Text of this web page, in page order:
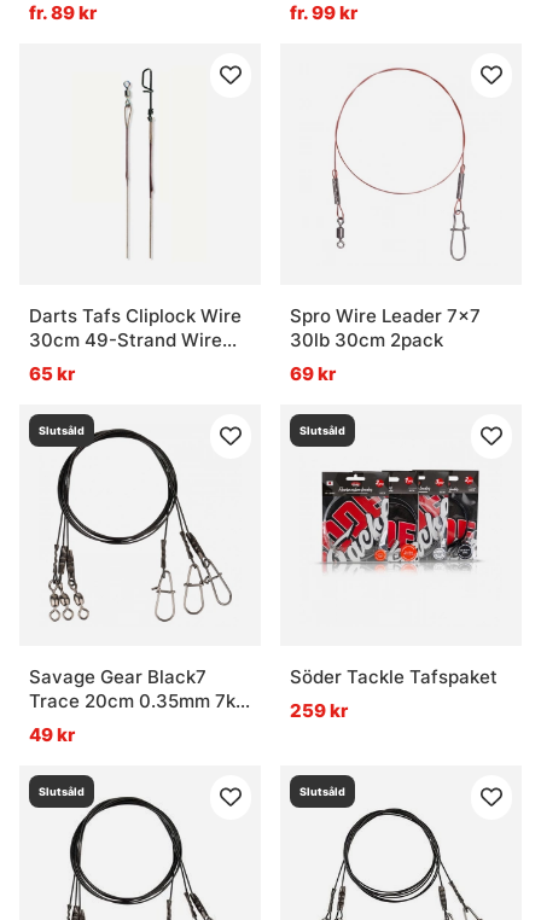
fr. 89 kr
fr. 99 kr
Darts Tafs Cliplock Wire
30cm 49-Strand Wire
8kg
65 kr
Spro Wire Leader 7x7
30lb 30cm 2pack
69 kr
Slutsåld
Savage Gear Black7
Trace 20cm 0.35mm 7kg
Swivel/Needle Snap
3pcs
49 kr
Slutsåld
Söder Tackle Tafspaket
259 kr
Slutsåld Slutsåld